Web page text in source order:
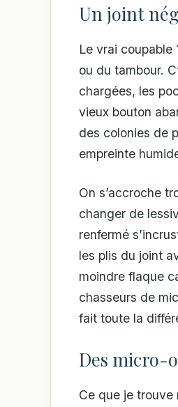
Un joint
Le vrai
ou du tambour.
chargées, les
vieux bouton
des colonies de
empreinte
On s’accroche
changer de
renfermé
les plis du joint
moindre flaque
chasseurs de
fait toute la
Des micro-
Ce que je trouve